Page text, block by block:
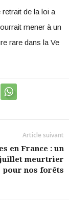
de la loi a
mener à un
rare dans la Ve
Article suivant
en France : un
juillet meurtrier
pour nos forêts